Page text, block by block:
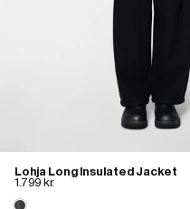
Lohja Long Insulated Jacket
1.799 kr.